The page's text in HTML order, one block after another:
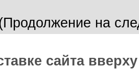
на
сайта